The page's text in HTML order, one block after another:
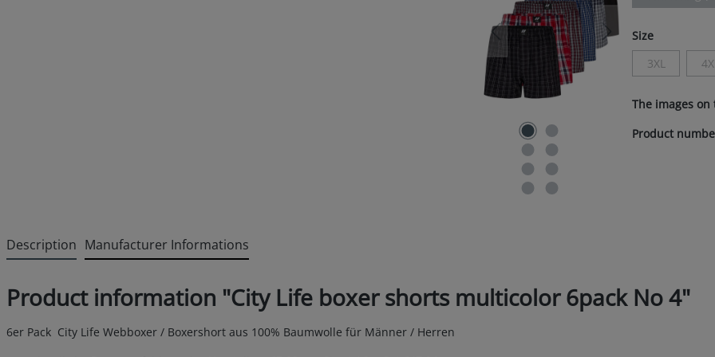
Select
Size
3XL
(This option
The images
Product
Description Manufacturer Informations
Product information "City Life boxer shorts multicolor 6pack No 4"
6er Pack City Life Webboxer / Boxershort aus 100% Baumwolle für Männer / Herren